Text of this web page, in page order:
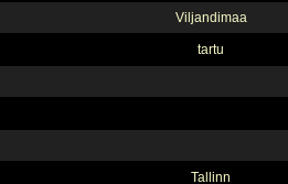
Viljandimaa
tartu
Tallinn